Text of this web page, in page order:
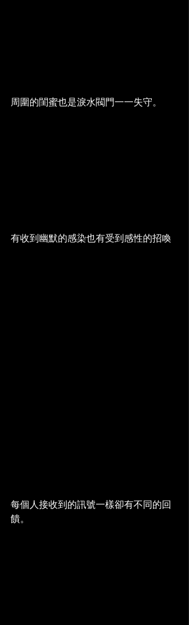
周圍的閨蜜也是淚水閥門一一失守。
有收到幽默的感染也有受到感性的招喚
每個人接收到的訊號一樣卻有不同的回
饋。